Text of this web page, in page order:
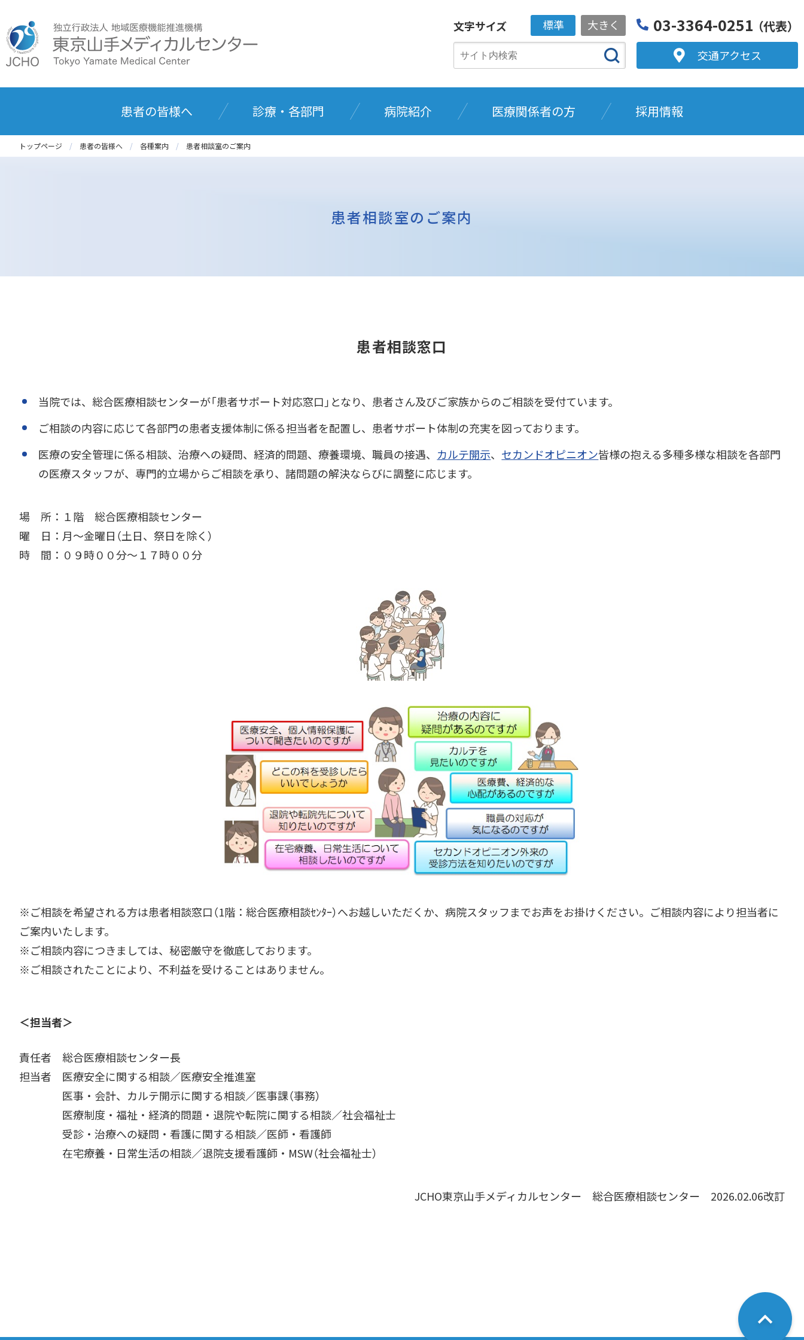
文字サイズ 標準 大きく 03-3364-0251 （代表）
交通アクセス
患者の皆様へ 診療・各部門 病院紹介 医療関係者の方 採用情報
トップページ 患者の皆様へ 各種案内 患者相談室のご案内
患者相談室のご案内
患者相談窓口
当院では、総合医療相談センターが「患者サポート対応窓口」となり、患者さん及びご家族からのご相談を受付ています。
ご相談の内容に応じて各部門の患者支援体制に係る担当者を配置し、患者サポート体制の充実を図っております。
医療の安全管理に係る相談、治療への疑問、経済的問題、療養環境、職員の接遇、 カルテ開示、 セカンドオピニオン皆様の抱える多種多様な相談を各部門
の医療スタッフが、専門的立場からご相談を承り、諸問題の解決ならびに調整に応じます。
場 所：１階 総合医療相談センター
曜 日：月～金曜日（土日、祭日を除く）
時 間：０９時００分～１７時００分
※ご相談を希望される方は患者相談窓口（1階：総合医療相談ｾﾝﾀｰ）へお越しいただくか、病院スタッフまでお声をお掛けください。ご相談内容により担当者に
ご案内いたします。
※ご相談内容につきましては、秘密厳守を徹底しております。
※ご相談されたことにより、不利益を受けることはありません。
＜担当者＞
責任者 総合医療相談センター長
担当者 医療安全に関する相談／医療安全推進室
医事・会計、カルテ開示に関する相談／医事課（事務）
医療制度・福祉・経済的問題・退院や転院に関する相談／社会福祉士
受診・治療への疑問・看護に関する相談／医師・看護師
在宅療養・日常生活の相談／退院支援看護師・MSW（社会福祉士）
JCHO東京山手メディカルセンター 総合医療相談センター 2026.02.06改訂